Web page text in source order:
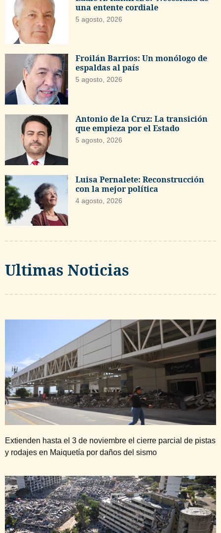
una entente cordiale
5 agosto, 2026
Froilán Barrios: Un monólogo de
espaldas al país
5 agosto, 2026
Antonio de la Cruz: La transición
que empieza por el Estado
5 agosto, 2026
Luisa Pernalete: Reconstrucción
con la mejor política
4 agosto, 2026
Ultimas Noticias
Extienden hasta el 3 de noviembre el cierre parcial de pistas
y rodajes en Maiquetía por daños del sismo